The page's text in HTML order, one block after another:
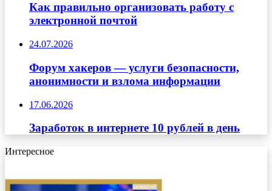
Как правильно организовать работу с
электронной почтой
24.07.2026
Форум хакеров — услуги безопасности,
анонимности и взлома информации
17.06.2026
Заработок в интернете 10 рублей в день
Интересное